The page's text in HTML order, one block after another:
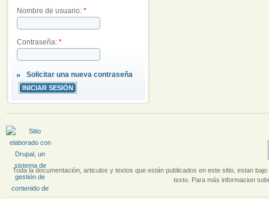
Nombre de usuario: *
Contraseña: *
Solicitar una nueva contraseña
Toda la documentación, articulos y textos que están publicados en este sitio, estan
texto. Para más informacion